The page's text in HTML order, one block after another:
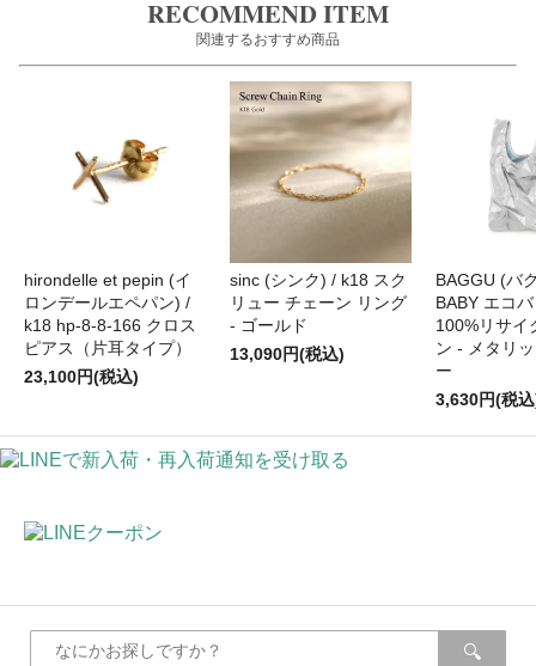
RECOMMEND ITEM
関連するおすすめ商品
hirondelle et pepin (イ
ロンデールエペパン) /
k18 hp-8-8-166 クロス
ピアス（片耳タイプ）
23,100円(税込)
sinc (シンク) / k18 スク
リュー チェーン リング
- ゴールド
13,090円(税込)
BAGGU (バ
BABY エコ
100%リサイ
ン - メタリ
ー
3,630円(税